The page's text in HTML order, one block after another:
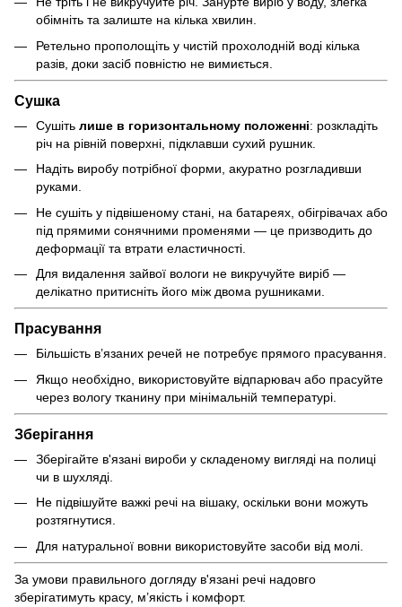
обімніть та залиште на кілька хвилин.
Ретельно прополощіть у чистій прохолодній воді кілька
разів, доки засіб повністю не вимиється.
Сушка
Сушіть лише в горизонтальному положенні: розкладіть
річ на рівній поверхні, підклавши сухий рушник.
Надіть виробу потрібної форми, акуратно розгладивши
руками.
Не сушіть у підвішеному стані, на батареях, обігрівачах або
під прямими сонячними променями — це призводить до
деформації та втрати еластичності.
Для видалення зайвої вологи не викручуйте виріб —
делікатно притисніть його між двома рушниками.
Прасування
Більшість в’язаних речей не потребує прямого прасування.
Якщо необхідно, використовуйте відпарювач або прасуйте
через вологу тканину при мінімальній температурі.
Зберігання
Зберігайте в'язані вироби у складеному вигляді на полиці
чи в шухляді.
Не підвішуйте важкі речі на вішаку, оскільки вони можуть
розтягнутися.
Для натуральної вовни використовуйте засоби від молі.
За умови правильного догляду в'язані речі надовго
зберігатимуть красу, м’якість і комфорт.